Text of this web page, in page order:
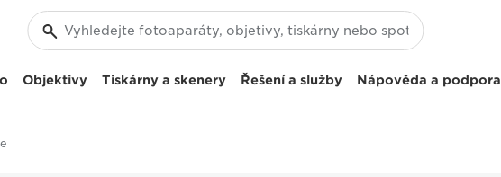
Objektivy Tiskárny a skenery Řešení a služby Nápověda a podpora